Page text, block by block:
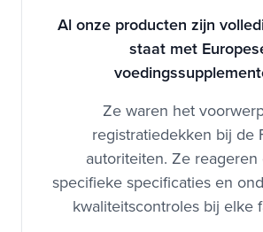
Al onze producten zijn
staat met
Ze waren het
registratiedekken bij de
autoriteiten. Ze reageren
specifieke specificaties en
kwaliteitscontroles bij elke